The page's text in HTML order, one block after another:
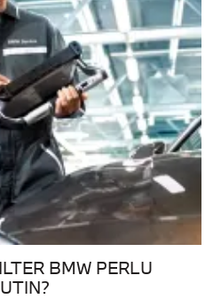
BMW PERLU